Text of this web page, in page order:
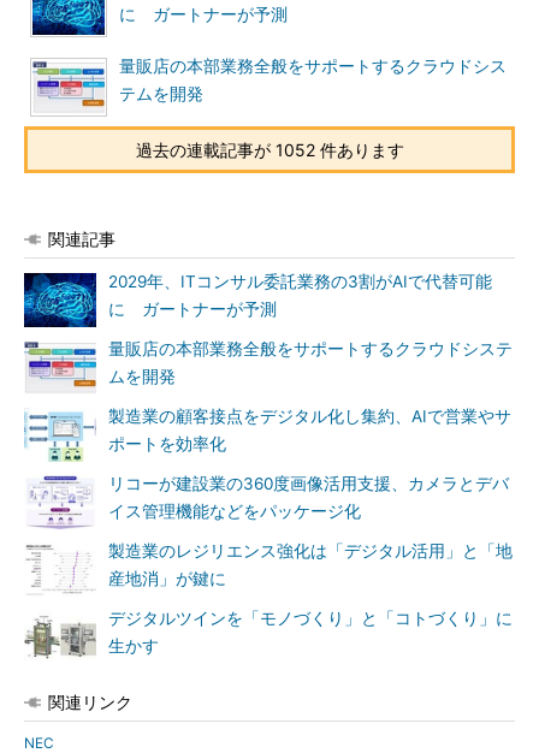
に ガートナーが予測
量販店の本部業務全般をサポートするクラウドシス
テムを開発
過去の連載記事が 1052 件あります
関連記事
2029年、ITコンサル委託業務の3割がAIで代替可能
に ガートナーが予測
量販店の本部業務全般をサポートするクラウドシステ
ムを開発
製造業の顧客接点をデジタル化し集約、AIで営業やサ
ポートを効率化
リコーが建設業の360度画像活用支援、カメラとデバ
イス管理機能などをパッケージ化
製造業のレジリエンス強化は「デジタル活用」と「地
産地消」が鍵に
デジタルツインを「モノづくり」と「コトづくり」に
生かす
関連リンク
NEC